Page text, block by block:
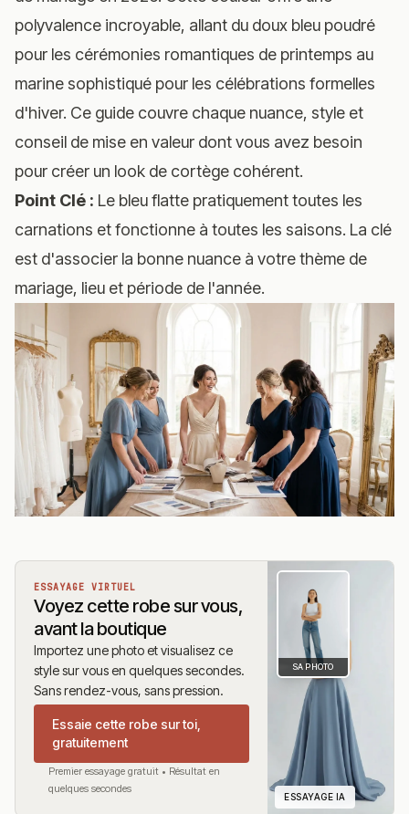
polyvalence incroyable, allant du doux bleu poudré
pour les cérémonies romantiques de printemps au
marine sophistiqué pour les célébrations formelles
d'hiver. Ce guide couvre chaque nuance, style et
conseil de mise en valeur dont vous avez besoin
pour créer un look de cortège cohérent.
Point Clé : Le bleu flatte pratiquement toutes les
carnations et fonctionne à toutes les saisons. La clé
est d'associer la bonne nuance à votre thème de
mariage, lieu et période de l'année.
ESSAYAGE VIRTUEL
Voyez cette robe sur vous,
avant la boutique
Importez une photo et visualisez ce
style sur vous en quelques secondes.
Sans rendez-vous, sans pression.
Essaie cette robe sur toi,
gratuitement
Premier essayage gratuit • Résultat en
quelques secondes
SA PHOTO
ESSAYAGE IA